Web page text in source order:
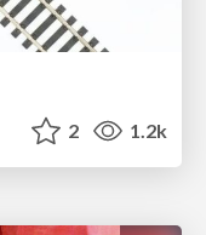
2 1.2k